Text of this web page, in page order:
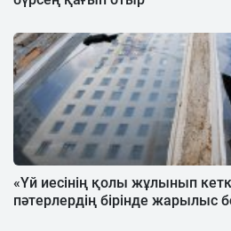
«Үй иесінің қолы жұлынып
пәтерлердің бірінде жарылыс